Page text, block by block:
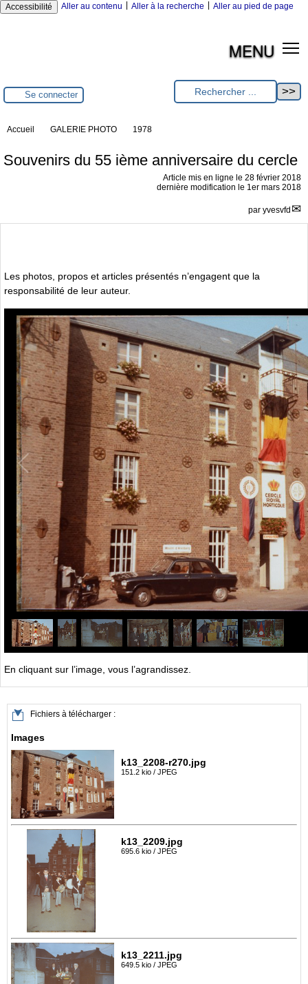
Accessibilité Aller au contenu Aller à la recherche Aller au pied de page
MENU
Se connecter
Accueil GALERIE PHOTO 1978
Souvenirs du 55 ième anniversaire du cercle
Article mis en ligne le 28 février 2018
dernière modification le 1er mars 2018
par yvesvfd
Les photos, propos et articles présentés n’engagent que la
responsabilité de leur auteur.
1 / 7
En cliquant sur l’image, vous l’agrandissez.
Fichiers à télécharger :
Images
k13_2208-r270.jpg
151.2 kio / JPEG
k13_2209.jpg
695.6 kio / JPEG
k13_2211.jpg
649.5 kio / JPEG